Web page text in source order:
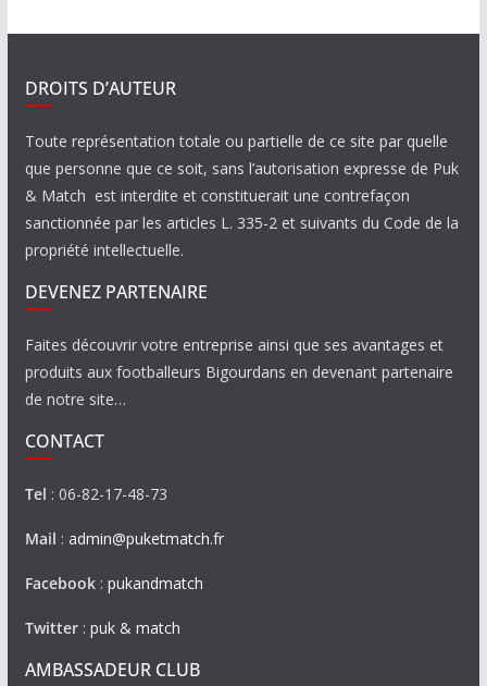
DROITS D’AUTEUR
Toute représentation totale ou partielle de ce site par quelle
que personne que ce soit, sans l’autorisation expresse de Puk
& Match est interdite et constituerait une contrefaçon
sanctionnée par les articles L. 335-2 et suivants du Code de la
propriété intellectuelle.
DEVENEZ PARTENAIRE
Faites découvrir votre entreprise ainsi que ses avantages et
produits aux footballeurs Bigourdans en devenant partenaire
de notre site…
CONTACT
Tel : 06-82-17-48-73
Mail : admin@puketmatch.fr
Facebook: pukandmatch
Twitter: puk & match
AMBASSADEUR CLUB